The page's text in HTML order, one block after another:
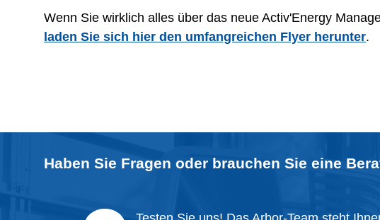
Wenn Sie wirklich alles über das neue Activ'Energy
laden Sie sich hier den umfangreichen Flyer herunter.
Haben Sie Fragen oder brauchen Sie eine